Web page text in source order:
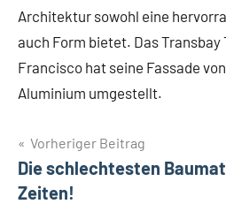
Architektur sowohl eine
auch Form bietet. Das Transbay
Francisco hat seine Fassade
Aluminium umgestellt.
Beitragsnavigation
Vorheriger Beitrag
Die schlechtesten
Zeiten!